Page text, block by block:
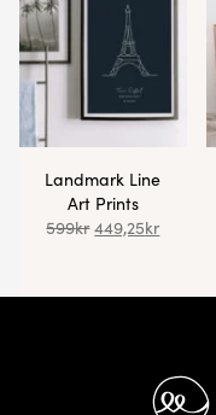
Landmark Line
Art Prints
599kr 449,25kr